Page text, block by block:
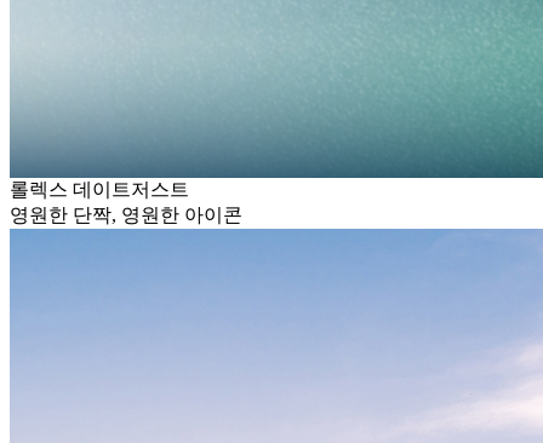
롤렉스 데이트저스트
영원한 단짝, 영원한 아이콘